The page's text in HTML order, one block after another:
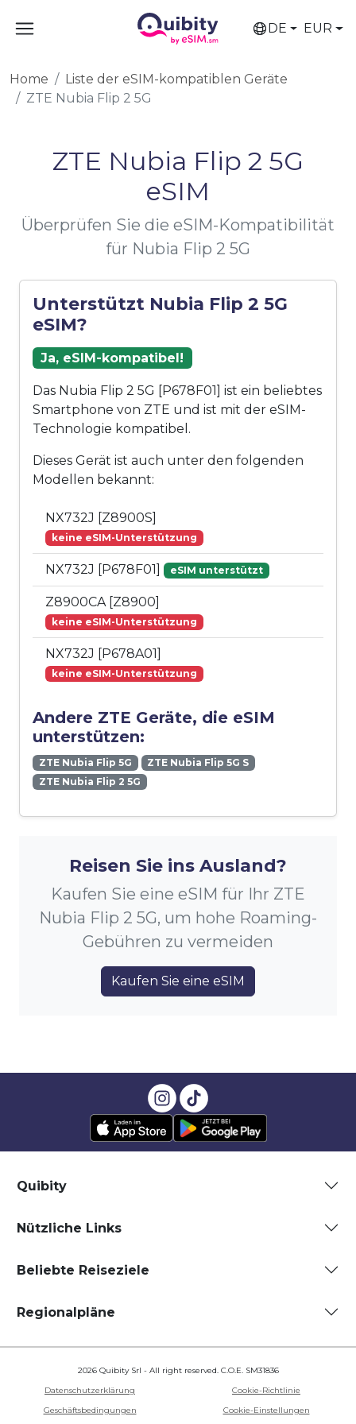
DE EUR
Home
Liste der eSIM-kompatiblen Geräte
ZTE Nubia Flip 2 5G
ZTE Nubia Flip 2 5G
eSIM
Überprüfen Sie die eSIM-Kompatibilität
für Nubia Flip 2 5G
Unterstützt Nubia Flip 2 5G
eSIM?
Ja, eSIM-kompatibel!
Das Nubia Flip 2 5G [P678F01] ist ein beliebtes
Smartphone von ZTE und ist mit der eSIM-
Technologie kompatibel.
Dieses Gerät ist auch unter den folgenden
Modellen bekannt:
NX732J [Z8900S]
keine eSIM-Unterstützung
NX732J [P678F01] eSIM unterstützt
Z8900CA [Z8900]
keine eSIM-Unterstützung
NX732J [P678A01]
keine eSIM-Unterstützung
Andere ZTE Geräte, die eSIM
unterstützen:
ZTE Nubia Flip 5G
ZTE Nubia Flip 5G S
ZTE Nubia Flip 2 5G
Reisen Sie ins Ausland?
Kaufen Sie eine eSIM für Ihr ZTE
Nubia Flip 2 5G, um hohe Roaming-
Gebühren zu vermeiden
Kaufen Sie eine eSIM
Quibity
Nützliche Links
Beliebte Reiseziele
Regionalpläne
2026 Quibity Srl - All right reserved. C.O.E. SM31836
Datenschutzerklärung
Cookie-Richtlinie
Geschäftsbedingungen
Cookie-Einstellungen